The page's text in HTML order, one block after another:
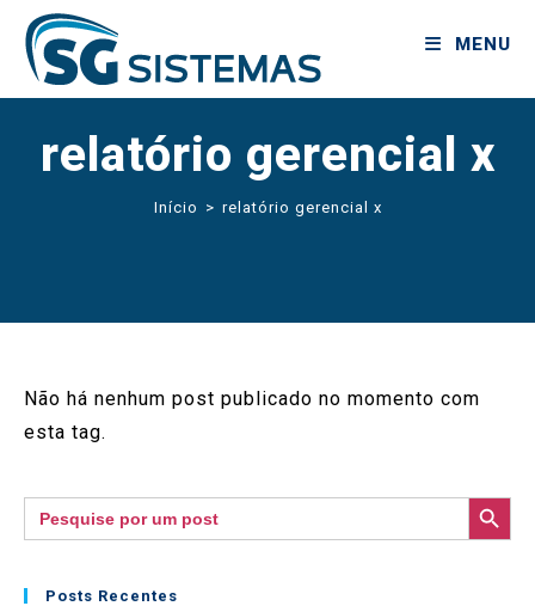
MENU
relatório gerencial x
Início > relatório gerencial x
Não há nenhum post publicado no momento com
esta tag.
Search
for:
SEARCH BUTTON
Posts Recentes